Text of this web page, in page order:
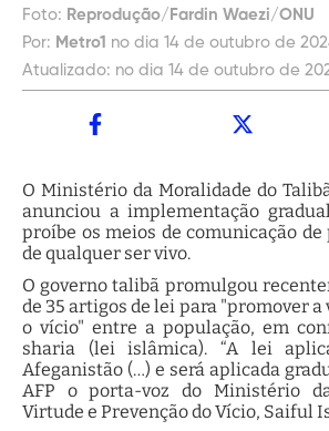
Foto: Reprodução/Fardin Waezi/ONU
Por: Metro1 no dia 14 de outubro de
Atualizado: no dia 14 de outubro de
O Ministério da Moralidade do
anunciou a implementação
proíbe os meios de comunicação
de qualquer ser vivo.
O governo talibã promulgou
de 35 artigos de lei para "promover
o vício" entre a população, em
sharia (lei islâmica). “A lei
Afeganistão (…) e será aplicada
AFP o porta-voz do Ministério
Virtude e Prevenção do Vício, Saiful